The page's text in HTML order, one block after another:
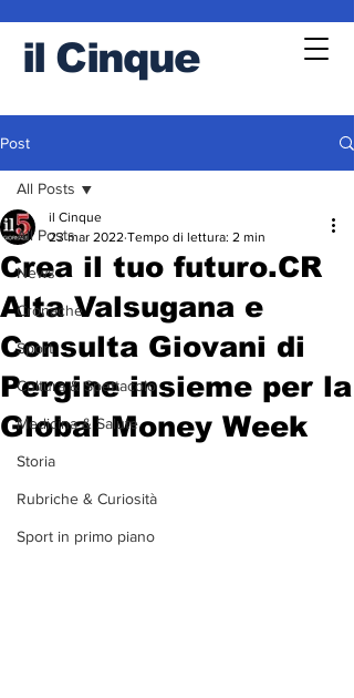
il Cinque
Post
All Posts
News
Cronache
Sport
Cultura & Spettacolo
Medicina & Salute
Storia
Rubriche & Curiosità
Sport in primo piano
All Posts
Crea il tuo futuro.CR
Alta Valsugana e
Consulta Giovani di
Pergine insieme per la
Global Money Week
il Cinque
23 mar 2022 Tempo di lettura: 2 min